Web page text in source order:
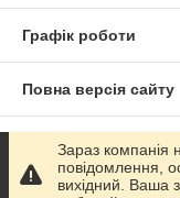
Графік роботи
Повна версія сайту
Сайт створено на
Зараз компанія
повідомлення,
вихідний. Ваша